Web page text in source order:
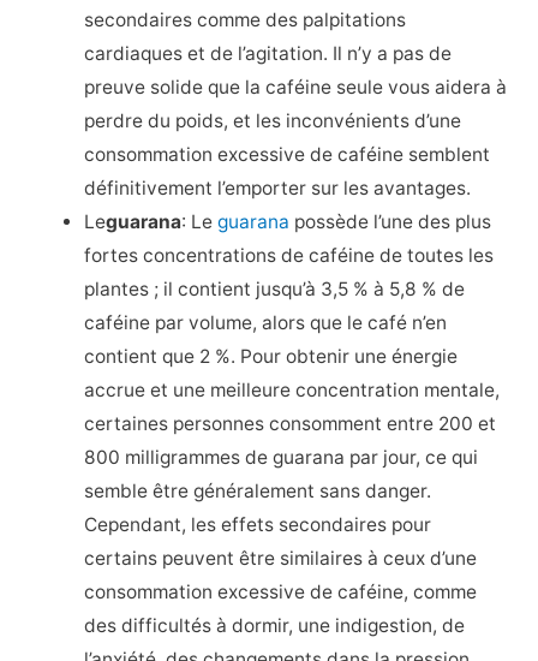
secondaires comme des palpitations
cardiaques et de l’agitation. Il n’y a pas de
preuve solide que la caféine seule vous aidera à
perdre du poids, et les inconvénients d’une
consommation excessive de caféine semblent
définitivement l’emporter sur les avantages.
Leguarana: Leguarana possède l’une des plus
fortes concentrations de caféine de toutes les
plantes ; il contient jusqu’à 3,5 % à 5,8 % de
caféine par volume, alors que le café n’en
contient que 2 %. Pour obtenir une énergie
accrue et une meilleure concentration mentale,
certaines personnes consomment entre 200 et
800 milligrammes de guarana par jour, ce qui
semble être généralement sans danger.
Cependant, les effets secondaires pour
certains peuvent être similaires à ceux d’une
consommation excessive de caféine, comme
des difficultés à dormir, une indigestion, de